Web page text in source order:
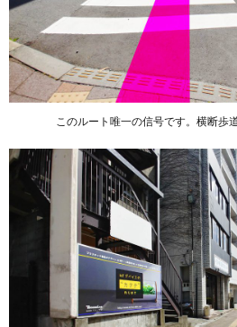
このルート唯一の信号です。横断歩